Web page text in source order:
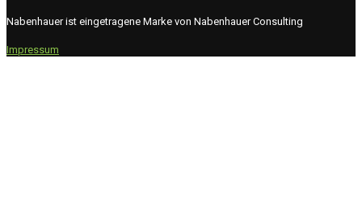
Nabenhauer ist eingetragene Marke von Nabenhauer Consulting
Impressum